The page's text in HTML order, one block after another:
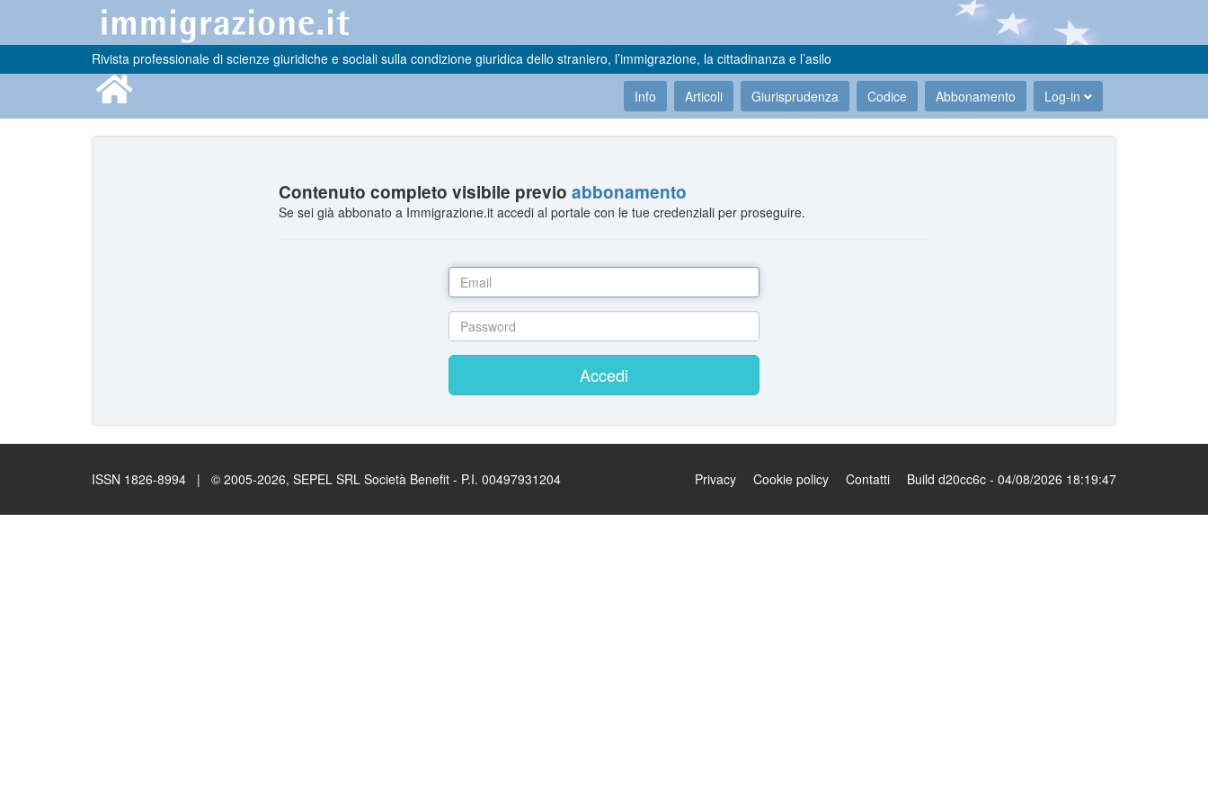
Rivista professionale di scienze giuridiche e sociali sulla condizione giuridica dello straniero, l’immigrazione, la cittadinanza e l’asilo
Info Articoli Giurisprudenza Codice Abbonamento Log-in
Contenuto completo visibile previoabbonamento
Se sei già abbonato a Immigrazione.it accedi al portale con le tue credenziali per proseguire.
Accedi
ISSN 1826-8994 | © 2005-2026, SEPEL SRL Società Benefit - P.I. 00497931204 Privacy Cookie policy Contatti Build d20cc6c - 04/08/2026 18:19:47